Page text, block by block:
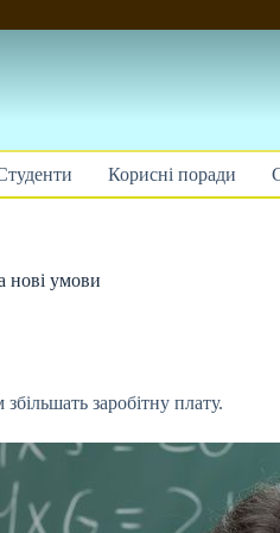
Корисні поради
нові умови
заробітну плату.